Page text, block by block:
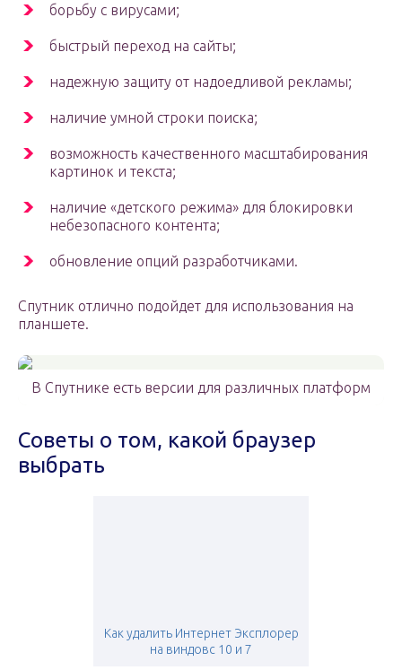
борьбу с вирусами;
быстрый переход на сайты;
надежную защиту от надоедливой рекламы;
наличие умной строки поиска;
возможность качественного масштабирования
картинок и текста;
наличие «детского режима» для блокировки
небезопасного контента;
обновление опций разработчиками.
Спутник отлично подойдет для использования на
планшете.
В Спутнике есть версии для различных платформ
Советы о том, какой браузер
выбрать
Как удалить Интернет Эксплорер
на виндовс 10 и 7